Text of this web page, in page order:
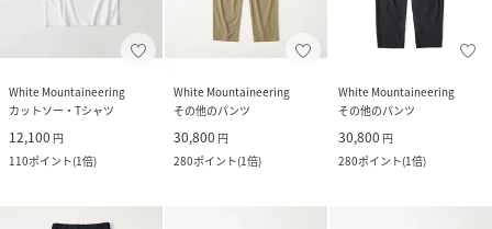
White Mountaineering
カットソー・Tシャツ
12,100 円
110ポイント(1倍)
White Mountaineering
その他のパンツ
30,800 円
280ポイント(1倍)
White Mountaineering
その他のパンツ
30,800 円
280ポイント(1倍)